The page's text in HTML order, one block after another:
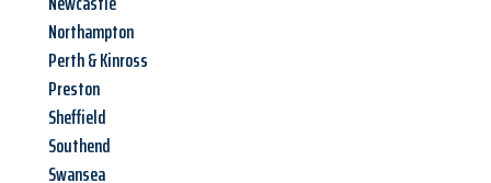
Northampton
Perth & Kinross
Preston
Sheffield
Southend
Swansea